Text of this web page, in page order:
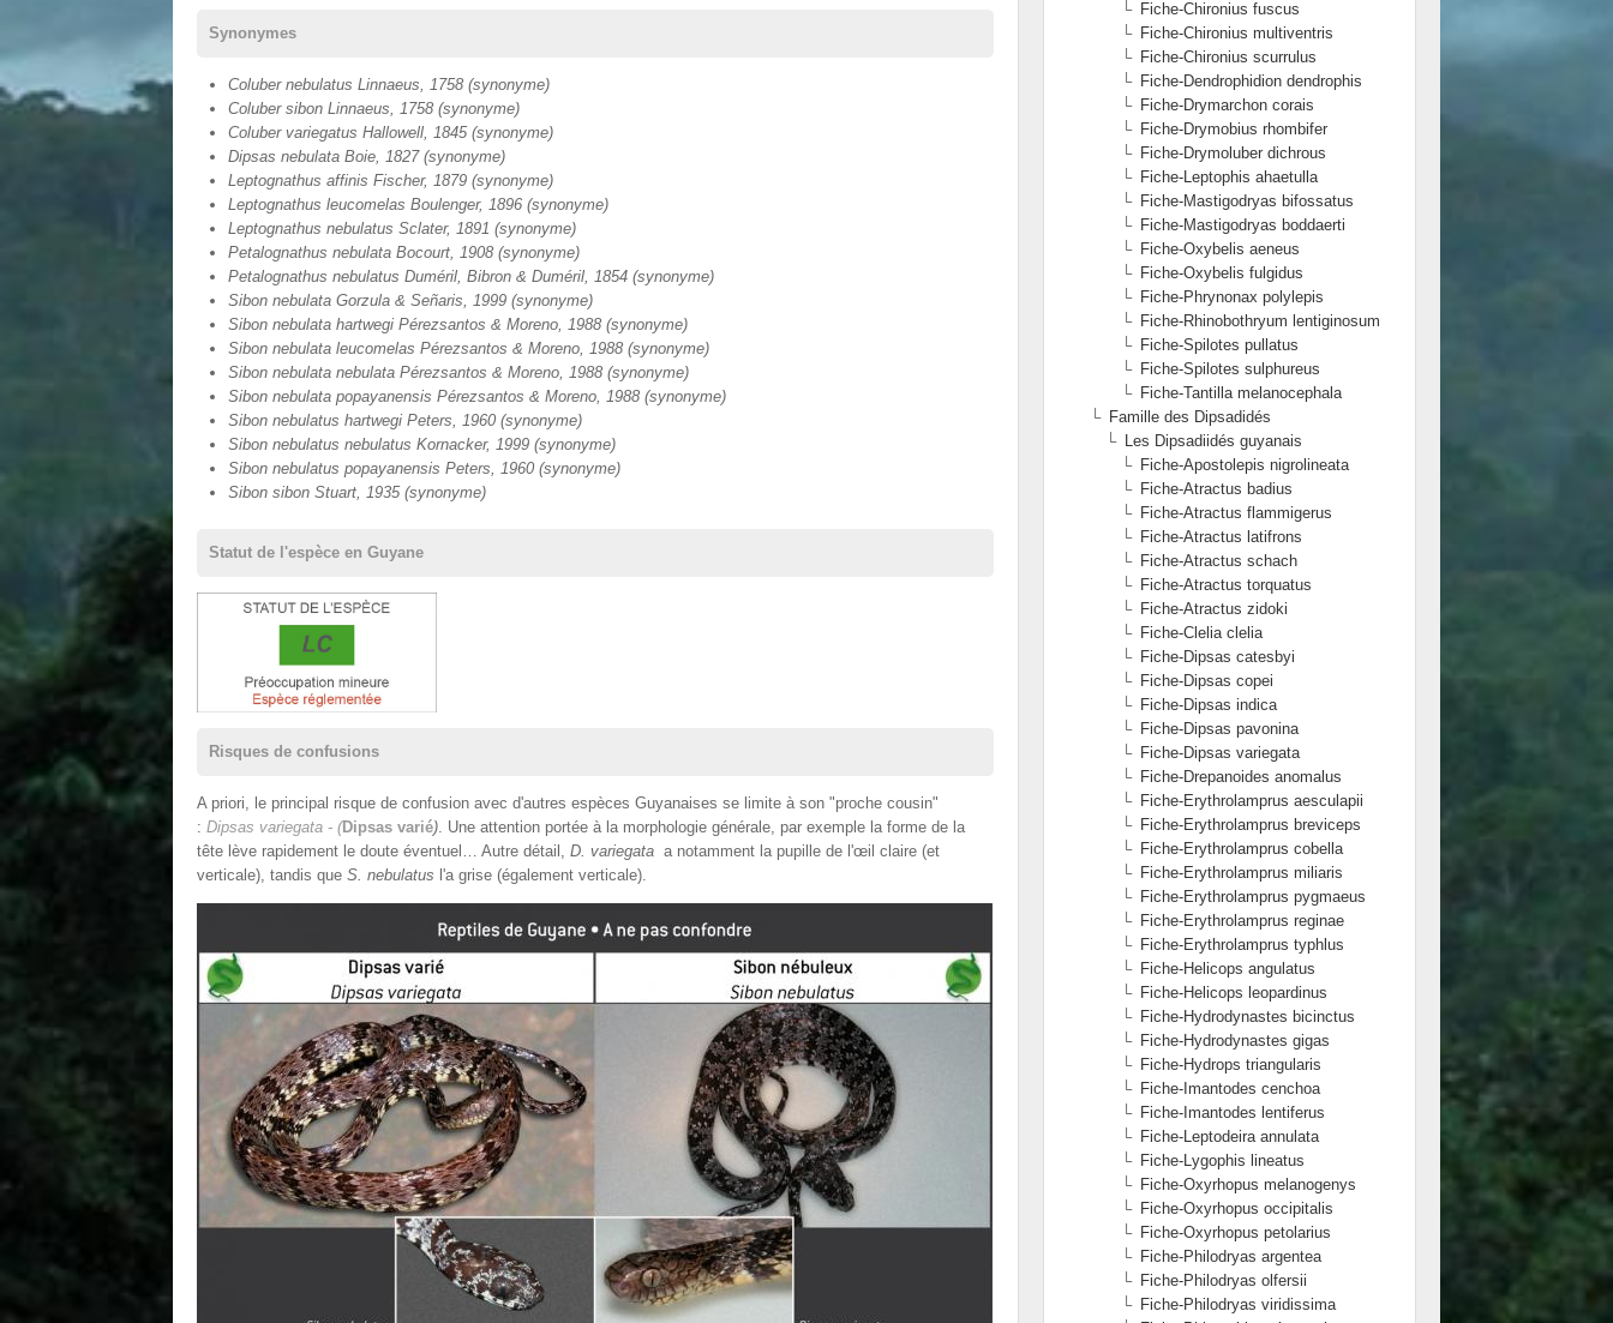
Synonymes
Coluber nebulatus Linnaeus, 1758 (synonyme)
Coluber sibon Linnaeus, 1758 (synonyme)
Coluber variegatus Hallowell, 1845 (synonyme)
Dipsas nebulata Boie, 1827 (synonyme)
Leptognathus affinis Fischer, 1879 (synonyme)
Leptognathus leucomelas Boulenger, 1896 (synonyme)
Leptognathus nebulatus Sclater, 1891 (synonyme)
Petalognathus nebulata Bocourt, 1908 (synonyme)
Petalognathus nebulatus Duméril, Bibron & Duméril, 1854 (synonyme)
Sibon nebulata Gorzula & Señaris, 1999 (synonyme)
Sibon nebulata hartwegi Pérezsantos & Moreno, 1988 (synonyme)
Sibon nebulata leucomelas Pérezsantos & Moreno, 1988 (synonyme)
Sibon nebulata nebulata Pérezsantos & Moreno, 1988 (synonyme)
Sibon nebulata popayanensis Pérezsantos & Moreno, 1988 (synonyme)
Sibon nebulatus hartwegi Peters, 1960 (synonyme)
Sibon nebulatus nebulatus Kornacker, 1999 (synonyme)
Sibon nebulatus popayanensis Peters, 1960 (synonyme)
Sibon sibon Stuart, 1935 (synonyme)
Statut de l'espèce en Guyane
Risques de confusions
A priori, le principal risque de confusion avec d'autres espèces Guyanaises se limite à son "proche cousin"
: Dipsas variegata - (Dipsas varié) . Une attention portée à la morphologie générale, par exemple la forme de la
tête lève rapidement le doute éventuel… Autre détail, D. variegata a notamment la pupille de l'œil claire (et
verticale), tandis que S. nebulatus l'a grise (également verticale).
Fiche-Chironius fuscus
Fiche-Chironius multiventris
Fiche-Chironius scurrulus
Fiche-Dendrophidion dendrophis
Fiche-Drymarchon corais
Fiche-Drymobius rhombifer
Fiche-Drymoluber dichrous
Fiche-Leptophis ahaetulla
Fiche-Mastigodryas bifossatus
Fiche-Mastigodryas boddaerti
Fiche-Oxybelis aeneus
Fiche-Oxybelis fulgidus
Fiche-Phrynonax polylepis
Fiche-Rhinobothryum lentiginosum
Fiche-Spilotes pullatus
Fiche-Spilotes sulphureus
Fiche-Tantilla melanocephala
Famille des Dipsadidés
Les Dipsadiidés guyanais
Fiche-Apostolepis nigrolineata
Fiche-Atractus badius
Fiche-Atractus flammigerus
Fiche-Atractus latifrons
Fiche-Atractus schach
Fiche-Atractus torquatus
Fiche-Atractus zidoki
Fiche-Clelia clelia
Fiche-Dipsas catesbyi
Fiche-Dipsas copei
Fiche-Dipsas indica
Fiche-Dipsas pavonina
Fiche-Dipsas variegata
Fiche-Drepanoides anomalus
Fiche-Erythrolamprus aesculapii
Fiche-Erythrolamprus breviceps
Fiche-Erythrolamprus cobella
Fiche-Erythrolamprus miliaris
Fiche-Erythrolamprus pygmaeus
Fiche-Erythrolamprus reginae
Fiche-Erythrolamprus typhlus
Fiche-Helicops angulatus
Fiche-Helicops leopardinus
Fiche-Hydrodynastes bicinctus
Fiche-Hydrodynastes gigas
Fiche-Hydrops triangularis
Fiche-Imantodes cenchoa
Fiche-Imantodes lentiferus
Fiche-Leptodeira annulata
Fiche-Lygophis lineatus
Fiche-Oxyrhopus melanogenys
Fiche-Oxyrhopus occipitalis
Fiche-Oxyrhopus petolarius
Fiche-Philodryas argentea
Fiche-Philodryas olfersii
Fiche-Philodryas viridissima